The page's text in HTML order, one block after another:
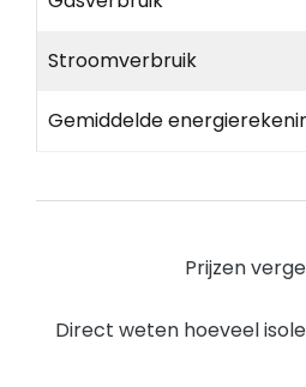
Stroomverbruik
Gemiddelde
Prijzen
Direct weten hoeveel